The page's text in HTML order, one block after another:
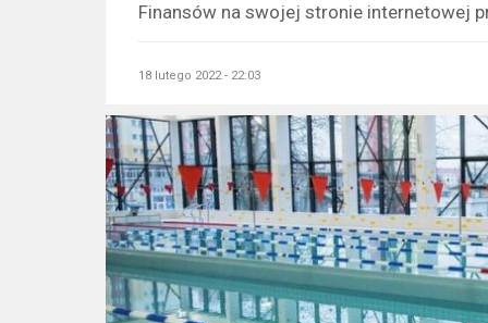
Finansów na swojej stronie internetowej
18 lutego 2022 - 22:03